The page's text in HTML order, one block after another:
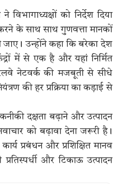
को निर्देश दिया
के साथ साथ गुणवत्ता मानकों
जाए। उन्होंने कहा कि बरेका देश
में से एक है और यहां निर्मित
नेटवर्क की मजबूती से सीधे
की हर प्रक्रिया का कड़ाई से
दक्षता बढ़ाने और उत्पादन
को बढ़ावा देना जरूरी है।
प्रबंधन और प्रशिक्षित मानव
और टिकाऊ उत्पादन